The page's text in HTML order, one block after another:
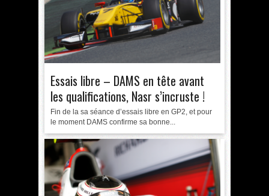
Essais libre – DAMS en tête avant
les qualifications, Nasr s’incruste !
Fin de la sa séance d’essais libre en GP2, et pour
le moment DAMS confirme sa bonne...